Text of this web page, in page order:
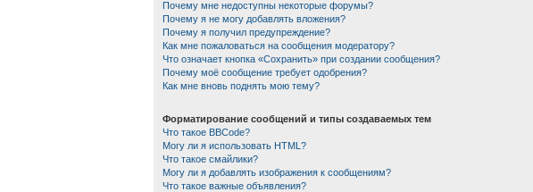
Почему мне недоступны некоторые форумы?
Почему я не могу добавлять вложения?
Почему я получил предупреждение?
Как мне пожаловаться на сообщения модератору?
Что означает кнопка «Сохранить» при создании сообщения?
Почему моё сообщение требует одобрения?
Как мне вновь поднять мою тему?
Форматирование сообщений и типы создаваемых тем
Что такое BBCode?
Могу ли я использовать HTML?
Что такое смайлики?
Могу ли я добавлять изображения к сообщениям?
Что такое важные объявления?